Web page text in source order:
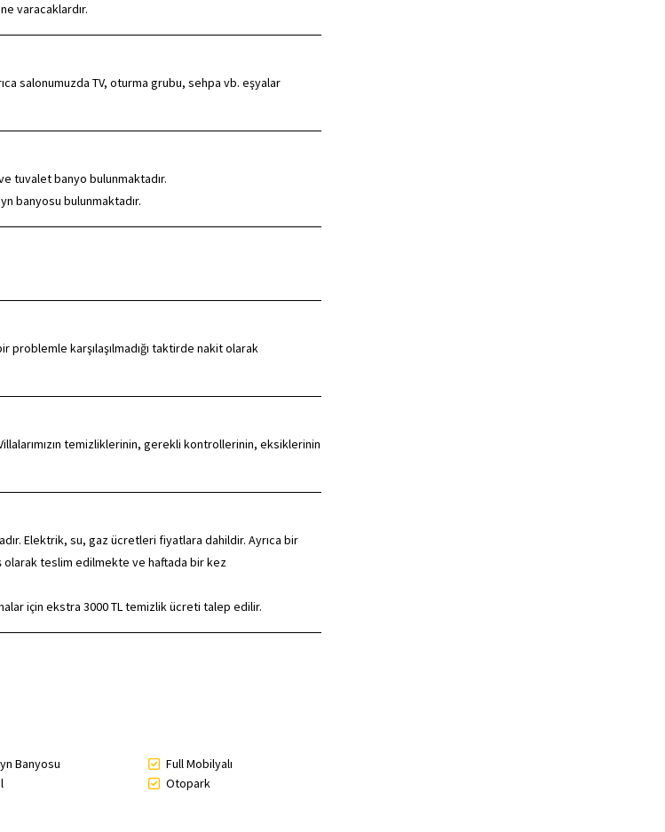
varacaklardır.
salonumuzda TV, oturma grubu, sehpa vb. eşyalar
tuvalet banyo bulunmaktadır.
banyosu bulunmaktadır.
problemle karşılaşılmadığı taktirde nakit olarak
temizliklerinin, gerekli kontrollerinin, eksiklerinin
Elektrik, su, gaz ücretleri fiyatlara dahildir. Ayrıca bir
olarak teslim edilmekte ve haftada bir kez
için ekstra 3000 TL temizlik ücreti talep edilir.
Banyosu
Full Mobilyalı
Otopark